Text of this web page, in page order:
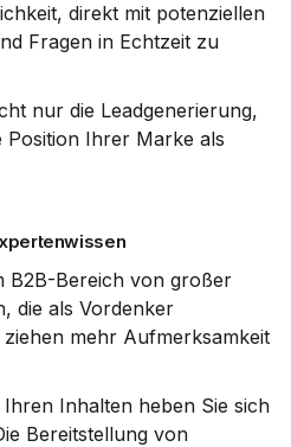
direkt mit potenziellen
Fragen in Echtzeit zu
nur die Leadgenerierung,
Ihrer Marke als
B2B-Bereich von großer
die als Vordenker
mehr Aufmerksamkeit
Inhalten heben Sie sich
Bereitstellung von